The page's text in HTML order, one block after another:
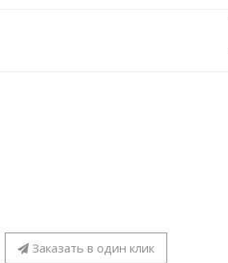
Заказать в один клик